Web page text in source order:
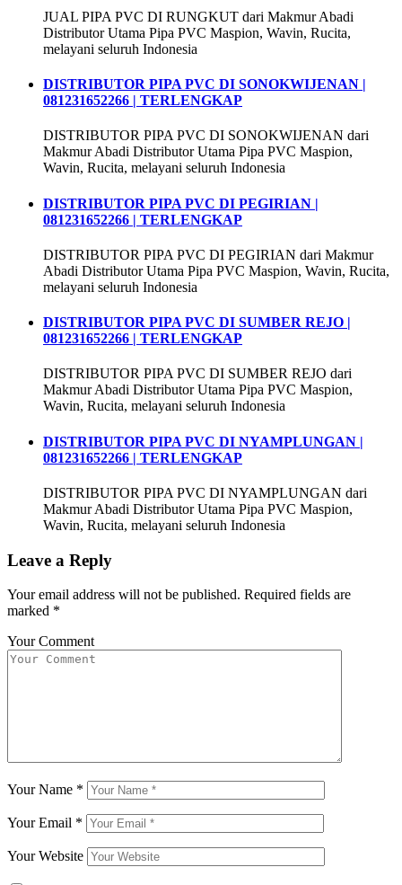
JUAL PIPA PVC DI RUNGKUT dari Makmur Abadi
Distributor Utama Pipa PVC Maspion, Wavin, Rucita,
melayani seluruh Indonesia
DISTRIBUTOR PIPA PVC DI SONOKWIJENAN |
081231652266 | TERLENGKAP
DISTRIBUTOR PIPA PVC DI SONOKWIJENAN dari
Makmur Abadi Distributor Utama Pipa PVC Maspion,
Wavin, Rucita, melayani seluruh Indonesia
DISTRIBUTOR PIPA PVC DI PEGIRIAN |
081231652266 | TERLENGKAP
DISTRIBUTOR PIPA PVC DI PEGIRIAN dari Makmur
Abadi Distributor Utama Pipa PVC Maspion, Wavin, Rucita,
melayani seluruh Indonesia
DISTRIBUTOR PIPA PVC DI SUMBER REJO |
081231652266 | TERLENGKAP
DISTRIBUTOR PIPA PVC DI SUMBER REJO dari
Makmur Abadi Distributor Utama Pipa PVC Maspion,
Wavin, Rucita, melayani seluruh Indonesia
DISTRIBUTOR PIPA PVC DI NYAMPLUNGAN |
081231652266 | TERLENGKAP
DISTRIBUTOR PIPA PVC DI NYAMPLUNGAN dari
Makmur Abadi Distributor Utama Pipa PVC Maspion,
Wavin, Rucita, melayani seluruh Indonesia
Leave a Reply
Your email address will not be published. Required fields are
marked *
Your Comment
Your Name *
Your Email *
Your Website